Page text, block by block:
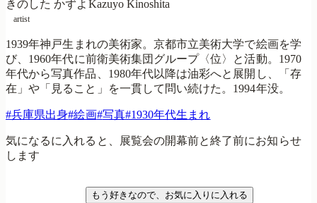
きのした かずよ Kazuyo Kinoshita
artist
1939年神戸生まれの美術家。京都市立美術大学で絵画を学
び、1960年代に前衛美術集団グループ〈位〉と活動。1970
年代から写真作品、1980年代以降は油彩へと展開し、「存
在」や「見ること」を一貫して問い続けた。1994年没。
#兵庫県出身#絵画#写真#1930年代生まれ
気になるに入れると、展覧会の開幕前と終了前にお知らせ
します
もう好きなので、お気に入りに入れる